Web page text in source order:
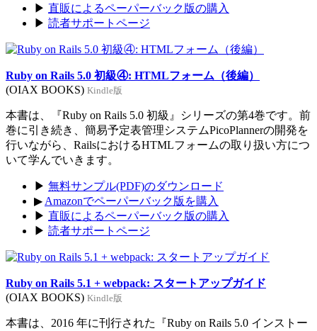
▶ 直販によるペーパーバック版の購入
▶ 読者サポートページ
Ruby on Rails 5.0 初級④: HTMLフォーム（後編）
(OIAX BOOKS) Kindle版
本書は、『Ruby on Rails 5.0 初級』シリーズの第4巻です。前
巻に引き続き、簡易予定表管理システムPicoPlannerの開発を
行いながら、RailsにおけるHTMLフォームの取り扱い方につ
いて学んでいきます。
▶ 無料サンプル(PDF)のダウンロード
▶ Amazonでペーパーバック版を購入
▶ 直販によるペーパーバック版の購入
▶ 読者サポートページ
Ruby on Rails 5.1 + webpack: スタートアップガイド
(OIAX BOOKS) Kindle版
本書は、2016 年に刊行された『Ruby on Rails 5.0 インストー